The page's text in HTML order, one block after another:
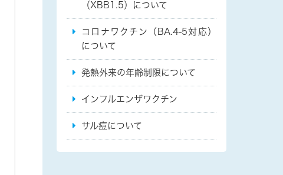
（XBB1.5）について
コロナワクチン（BA.4-5対応）
について
発熱外来の年齢制限について
インフルエンザワクチン
サル痘について